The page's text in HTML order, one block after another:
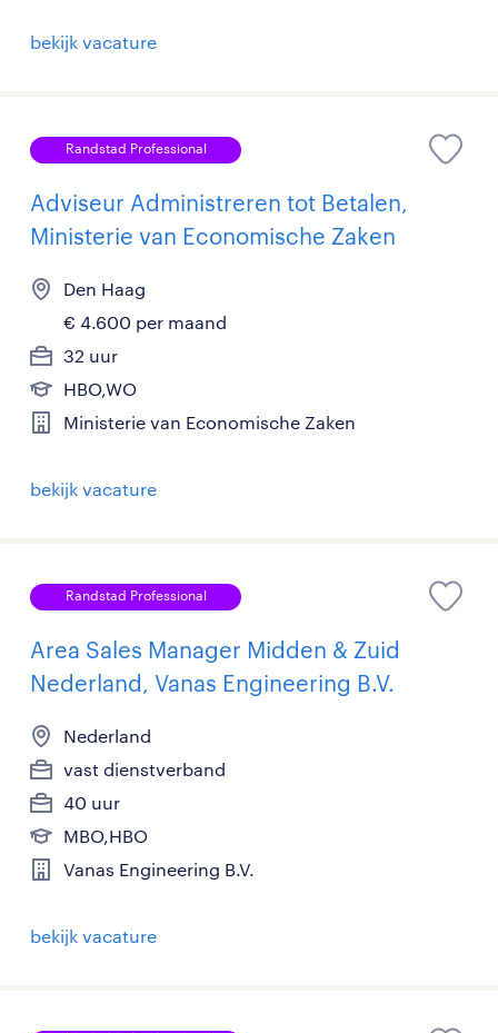
bekijk vacature
Randstad Professional
Adviseur Administreren tot Betalen,
Ministerie van Economische Zaken
Den Haag
€ 4.600 per maand
32 uur
HBO,WO
Ministerie van Economische Zaken
bekijk vacature
Randstad Professional
Area Sales Manager Midden & Zuid
Nederland, Vanas Engineering B.V.
Nederland
vast dienstverband
40 uur
MBO,HBO
Vanas Engineering B.V.
bekijk vacature